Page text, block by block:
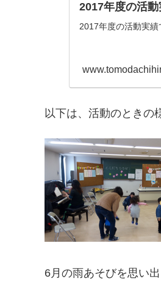
2017年度の活動
2017年度の活動実績
以下は、活動のときの
6月の雨あそびを思い